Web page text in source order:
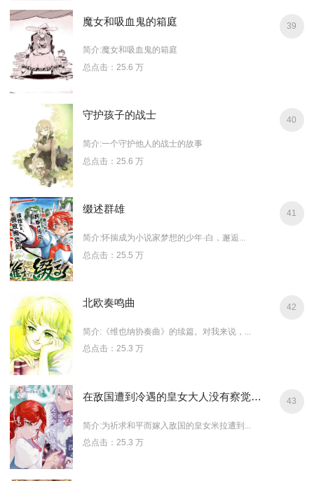
魔女和吸血鬼的箱庭
简介:魔女和吸血鬼的箱庭
总点击：25.6 万
39
守护孩子的战士
简介:一个守护他人的战士的故事
总点击：25.6 万
40
缀述群雄
简介:怀揣成为小说家梦想的少年·白，邂逅...
总点击：25.5 万
41
北欧奏鸣曲
简介:《维也纳协奏曲》的续篇。对我来说，...
总点击：25.3 万
42
在敌国遭到冷遇的皇女大人没有察觉到丈夫的爱
简介:为祈求和平而嫁入敌国的皇女米拉遭到...
总点击：25.3 万
43